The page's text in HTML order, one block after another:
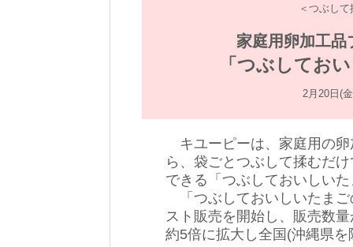
＜つぶし
家庭用卵加工
「つぶしてお
2月20日(
キユーピーは、家庭用の卵
ら、袋ごとつぶして揉むだ
できる「つぶしておいしい
「つぶしておいしいたまご
スト販売を開始し、販売数
約5倍に拡大し全国(沖縄県